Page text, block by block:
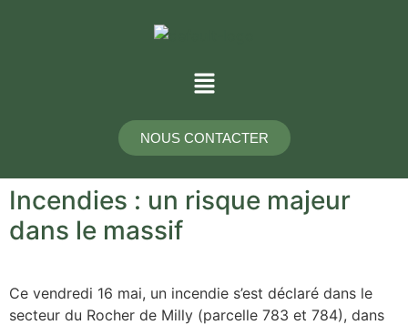
NOUS CONTACTER
Incendies : un risque majeur
dans le massif
Ce vendredi 16 mai, un incendie s’est déclaré dans le
secteur du Rocher de Milly (parcelle 783 et 784), dans